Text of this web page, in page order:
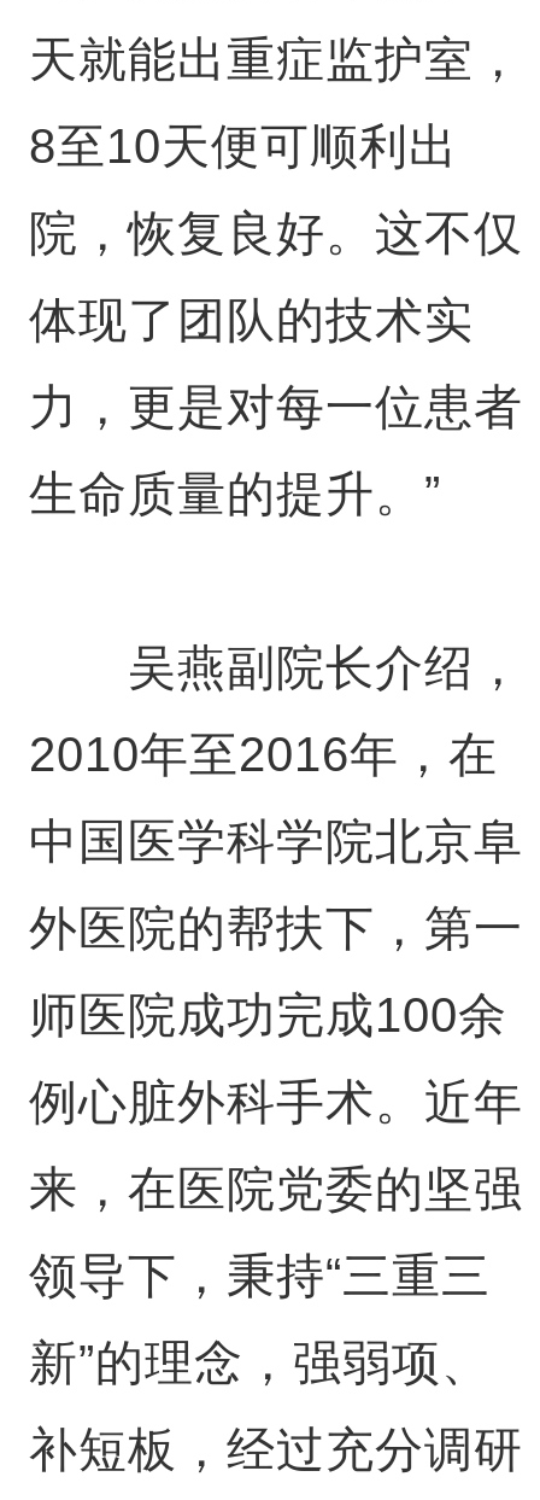
天就能出重症监护室，
8至10天便可顺利出
院，恢复良好。这不仅
体现了团队的技术实
力，更是对每一位患者
生命质量的提升。”
吴燕副院长介绍，
2010年至2016年，在
中国医学科学院北京阜
外医院的帮扶下， 第一
师医院成功完成100余
例心脏外科手术。近年
来，在医院党委的坚强
领导下，秉持“三重三
新”的理念，强弱项、
补短板，经过充分调研